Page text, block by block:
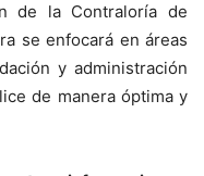
de la Contraloría de
se enfocará en áreas
y administración
de manera óptima y